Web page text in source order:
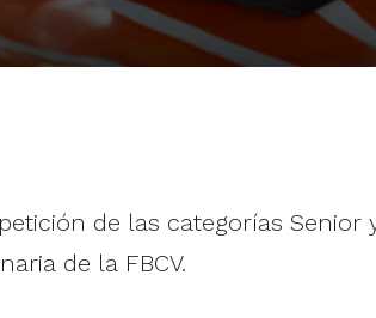
de las categorías
de la FBCV.